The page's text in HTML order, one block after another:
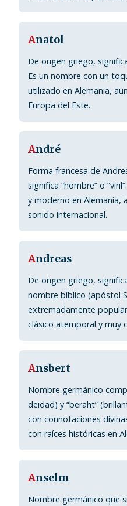
Anatol
De origen griego,
Es un nombre con un
utilizado en Alemania,
Europa del Este.
André
Forma francesa de
significa “hombre” o
y moderno en Alemania,
sonido internacional.
Andreas
De origen griego,
nombre bíblico (apóstol
extremadamente
clásico atemporal y muy
Ansbert
Nombre germánico
deidad) y “beraht”
con connotaciones
con raíces históricas en
Anselm
Nombre germánico que